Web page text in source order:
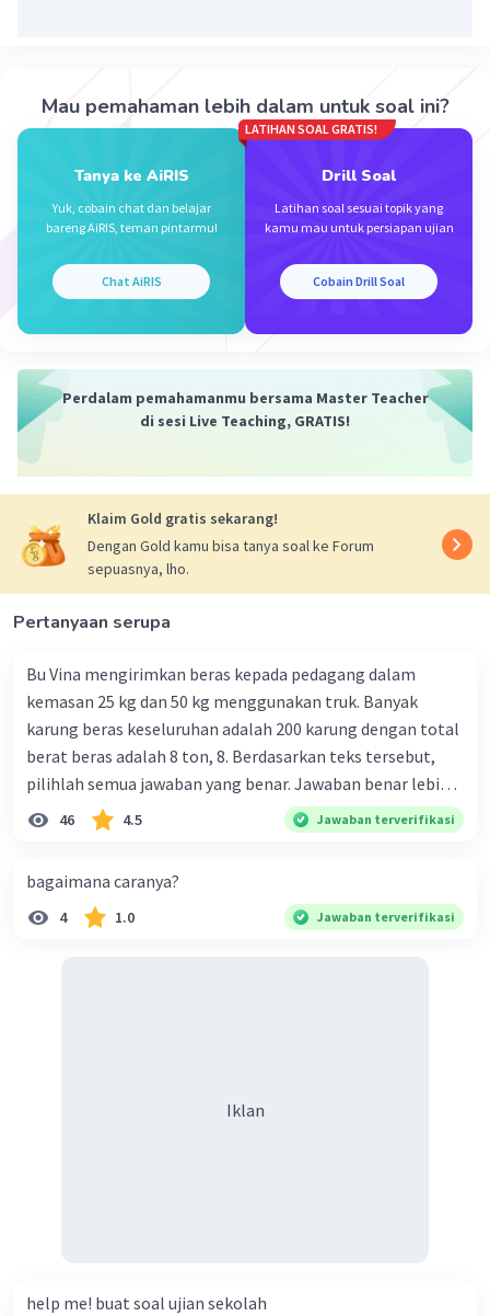
Iklan
Mau pemahaman lebih dalam untuk soal ini?
Tanya ke AiRIS
Yuk, cobain chat dan belajar
bareng AiRIS, teman pintarmu!
Chat AiRIS
LATIHAN SOAL GRATIS!
Drill Soal
Latihan soal sesuai topik yang
kamu mau untuk persiapan ujian
Cobain Drill Soal
Perdalam pemahamanmu bersama Master Teacher
di sesi Live Teaching, GRATIS!
Klaim Gold gratis sekarang!
Dengan Gold kamu bisa tanya soal ke Forum
sepuasnya, lho.
Pertanyaan serupa
Bu Vina mengirimkan beras kepada pedagang dalam
kemasan 25 kg dan 50 kg menggunakan truk. Banyak
karung beras keseluruhan adalah 200 karung dengan total
berat beras adalah 8 ton, 8. Berdasarkan teks tersebut,
pilihlah semua jawaban yang benar. Jawaban benar lebih
dari satu. Banyak karung beras kemasan 25 kg adalah 50
buah. Banyak karung beras kemasan 50 kg adalah 150
ton. Perbandingan berat beras kemasan 25 kg dan 50 kg
dalam truk adalah 1: 3. 9. Berdasarkan teks tersebut, jika
46 4.5 Jawaban terverifikasi
bagaimana caranya?
4 1.0 Jawaban terverifikasi
Iklan
help me! buat soal ujian sekolah